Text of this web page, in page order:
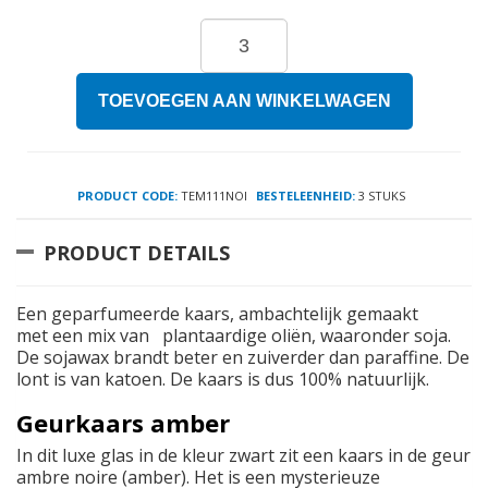
TOEVOEGEN AAN WINKELWAGEN
PRODUCT CODE: TEM111NOI BESTELEENHEID: 3 STUKS
PRODUCT DETAILS
Een geparfumeerde kaars, ambachtelijk gemaakt
met een mix van plantaardige oliën, waaronder soja.
De sojawax brandt beter en zuiverder dan paraffine. De
lont is van katoen. De kaars is dus 100% natuurlijk.
Geurkaars amber
In dit luxe glas in de kleur zwart zit een kaars in de geur
ambre noire (amber). Het is een mysterieuze